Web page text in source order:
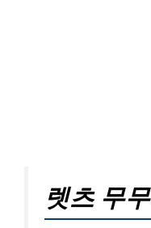
렛츠 무무